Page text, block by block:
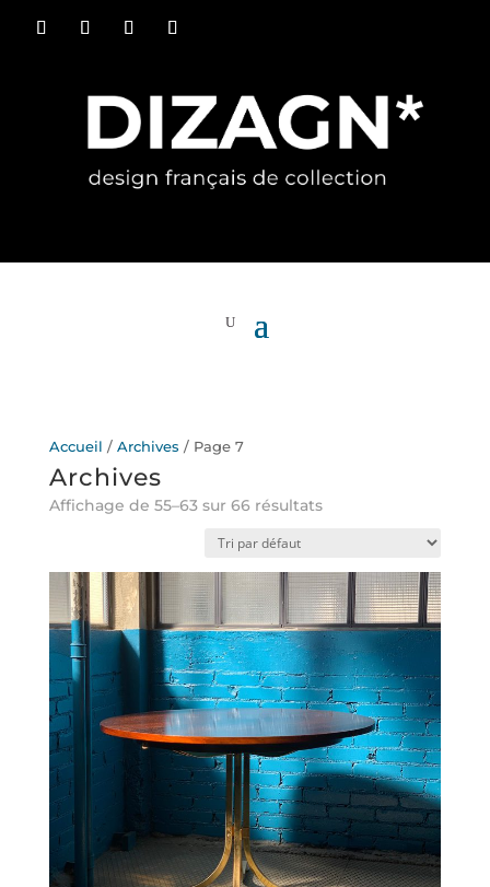
Accueil / Archives / Page 7
Archives
Affichage de 55–63 sur 66 résultats